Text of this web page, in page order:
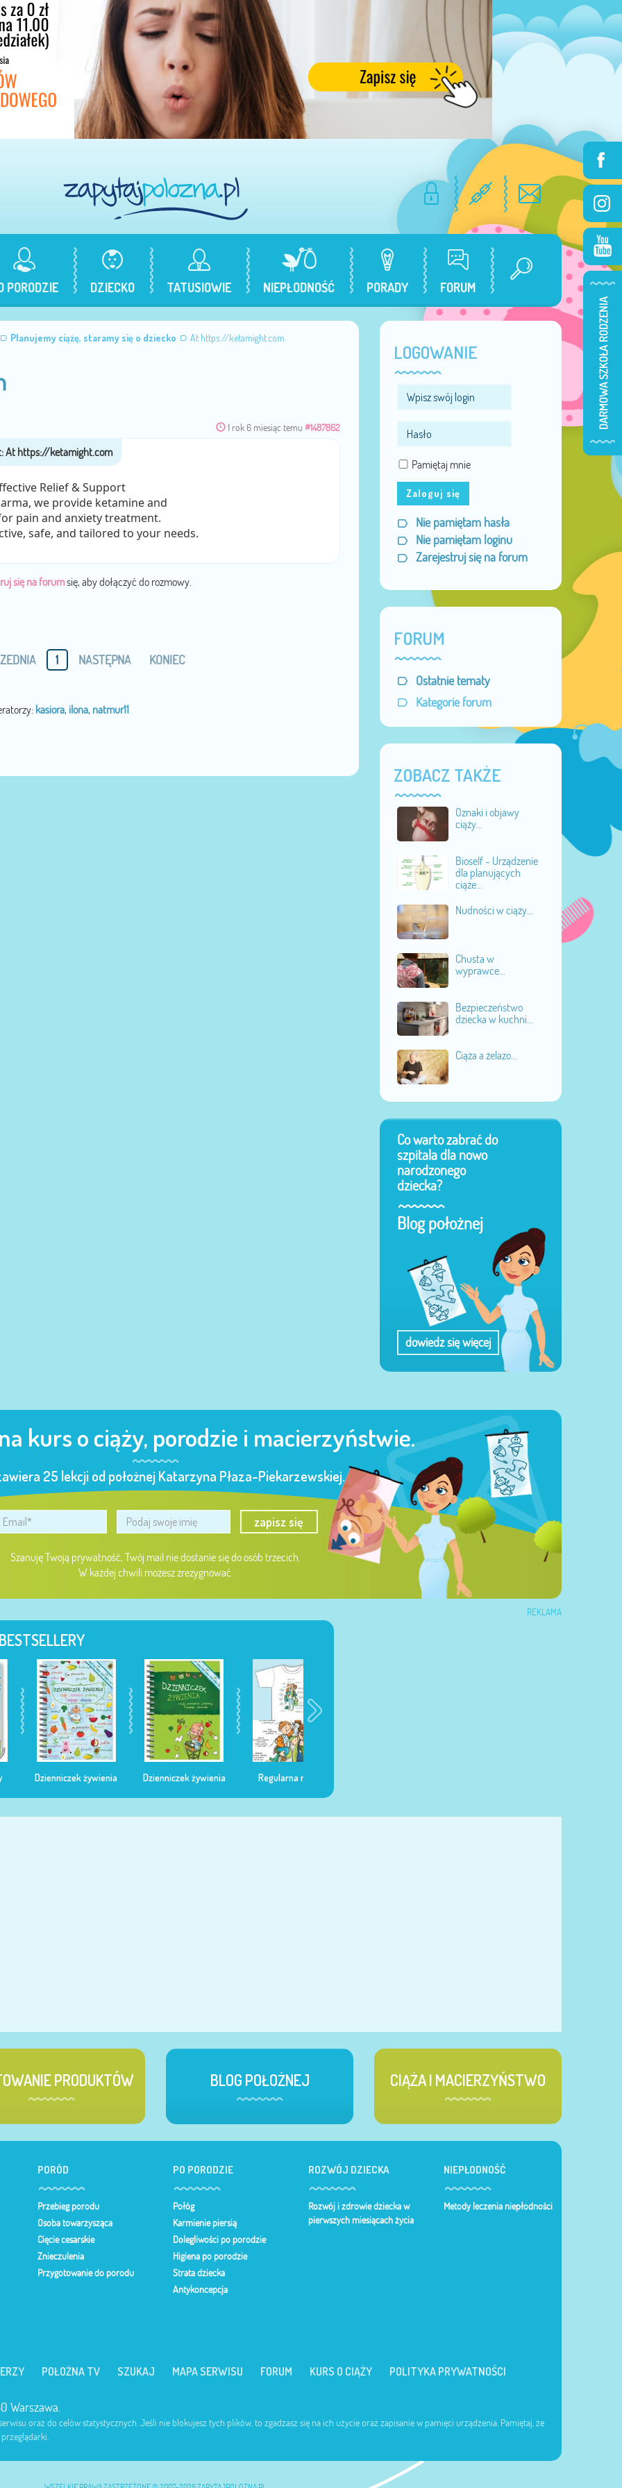
PORODZIE DZIECKO TATUSIOWIE NIEPŁODNOŚĆ PORADY FORUM
Planujemy ciążę, staramy się o dziecko At https://ketamight.com
1 rok 6 miesiąc temu #1487862
Relief & Support
we provide ketamine and
pain and anxiety treatment.
safe, and tailored to your needs.
się na forumsię, aby dołączyć do rozmowy.
1 NASTĘPNA KONIEC
kasiora, ilona, natmur11
LOGOWANIE
Pamiętaj mnie
Zaloguj się
Nie pamiętam hasła
Nie pamiętam loginu
Zarejestruj się na forum
FORUM
Ostatnie tematy
Kategorie forum
ZOBACZ TAKŻE
Oznaki i objawy
ciąży...
Bioself - Urządzenie
dla planujących
ciąże...
Nudności w ciąży...
Chusta w
wyprawce...
Bezpieczeństwo
dziecka w kuchni...
Ciąża a żelazo...
Co warto zabrać do
szpitala dla nowo
narodzonego
dziecka?
Blog położnej
dowiedz się więcej
kurs o ciąży, porodzie i macierzyństwie.
25 lekcji od położnej Katarzyna Płaza-Piekarzewskiej.
zapisz się
Szanuję Twoją prywatność, Twój mail nie dostanie się do osób trzecich.
W każdej chwili możesz zrezygnować.
REKLAMA
BESTSELLERY
Dzienniczek żywienia Dzienniczek żywienia Regularna mama
PRODUKTÓW BLOG POŁOŻNEJ CIĄŻA I MACIERZYŃSTWO
PORÓD
Przebieg porodu
Osoba towarzysząca
Cięcie cesarskie
Znieczulenia
Przygotowanie do porodu
PO PORODZIE
Połóg
Karmienie piersią
Dolegliwości po porodzie
Higiena po porodzie
Strata dziecka
Antykoncepcja
ROZWÓJ DZIECKA
Rozwój i zdrowie dziecka w
pierwszych miesiącach życia
NIEPŁODNOŚĆ
Metody leczenia niepłodności
POŁOŻNA TV SZUKAJ MAPA SERWISU FORUM KURS O CIĄŻY POLITYKA PRYWATNOŚCI
Warszawa.
oraz do celów statystycznych. Jeśli nie blokujesz tych plików, to zgadzasz się na ich użycie oraz zapisanie w pamięci urządzenia. Pamiętaj, że